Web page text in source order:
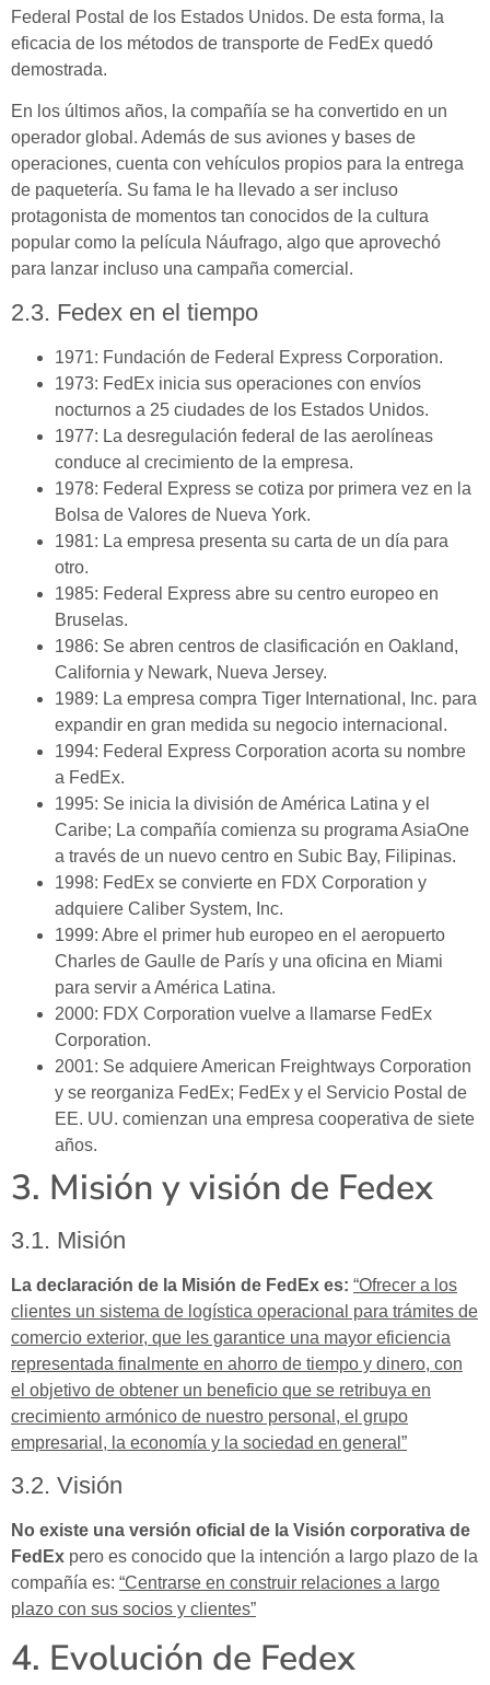
Federal Postal de los Estados Unidos. De esta forma, la
eficacia de los métodos de transporte de FedEx quedó
demostrada.
En los últimos años, la compañía se ha convertido en un
operador global. Además de sus aviones y bases de
operaciones, cuenta con vehículos propios para la entrega
de paquetería. Su fama le ha llevado a ser incluso
protagonista de momentos tan conocidos de la cultura
popular como la película Náufrago, algo que aprovechó
para lanzar incluso una campaña comercial.
2.3. Fedex en el tiempo
1971: Fundación de Federal Express Corporation.
1973: FedEx inicia sus operaciones con envíos
nocturnos a 25 ciudades de los Estados Unidos.
1977: La desregulación federal de las aerolíneas
conduce al crecimiento de la empresa.
1978: Federal Express se cotiza por primera vez en la
Bolsa de Valores de Nueva York.
1981: La empresa presenta su carta de un día para
otro.
1985: Federal Express abre su centro europeo en
Bruselas.
1986: Se abren centros de clasificación en Oakland,
California y Newark, Nueva Jersey.
1989: La empresa compra Tiger International, Inc. para
expandir en gran medida su negocio internacional.
1994: Federal Express Corporation acorta su nombre
a FedEx.
1995: Se inicia la división de América Latina y el
Caribe; La compañía comienza su programa AsiaOne
a través de un nuevo centro en Subic Bay, Filipinas.
1998: FedEx se convierte en FDX Corporation y
adquiere Caliber System, Inc.
1999: Abre el primer hub europeo en el aeropuerto
Charles de Gaulle de París y una oficina en Miami
para servir a América Latina.
2000: FDX Corporation vuelve a llamarse FedEx
Corporation.
2001: Se adquiere American Freightways Corporation
y se reorganiza FedEx; FedEx y el Servicio Postal de
EE. UU. comienzan una empresa cooperativa de siete
años.
3. Misión y visión de Fedex
3.1. Misión
La declaración de la Misión de FedEx es: “Ofrecer a los
clientes un sistema de logística operacional para trámites de
comercio exterior, que les garantice una mayor eficiencia
representada finalmente en ahorro de tiempo y dinero, con
el objetivo de obtener un beneficio que se retribuya en
crecimiento armónico de nuestro personal, el grupo
empresarial, la economía y la sociedad en general”
3.2. Visión
No existe una versión oficial de la Visión corporativa de
FedEx pero es conocido que la intención a largo plazo de la
compañía es: “Centrarse en construir relaciones a largo
plazo con sus socios y clientes”
4. Evolución de Fedex